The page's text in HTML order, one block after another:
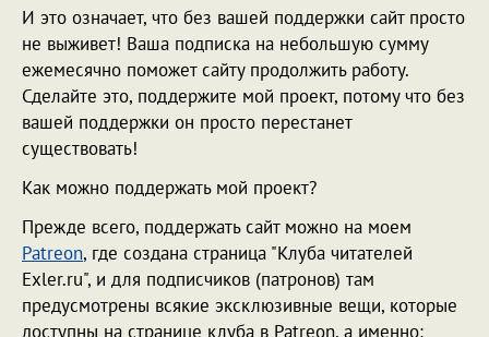
И это означает, что без вашей поддержки сайт просто
не выживет! Ваша подписка на небольшую сумму
ежемесячно поможет сайту продолжить работу.
Сделайте это, поддержите мой проект, потому что без
вашей поддержки он просто перестанет
существовать!
Как можно поддержать мой проект?
Прежде всего, поддержать сайт можно на моем
Patreon, где создана страница "Клуба читателей
Exler.ru", и для подписчиков (патронов) там
предусмотрены всякие эксклюзивные вещи, которые
доступны на странице клуба в Patreon, а именно: